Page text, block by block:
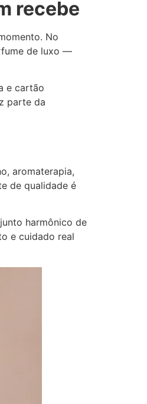
recebe
No
de luxo —
e cartão
parte da
aromaterapia,
de qualidade é
harmônico de
e cuidado real